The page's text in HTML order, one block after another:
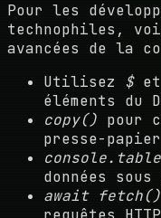
Pour les
technophiles,
avancées de la
Utilisez $et
éléments du
copy() pour
presse-papier
données
await fetch()